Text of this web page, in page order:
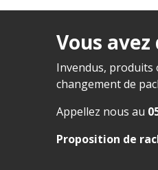
Vous avez
Invendus, produits
changement de
Appellez nous au
Proposition de